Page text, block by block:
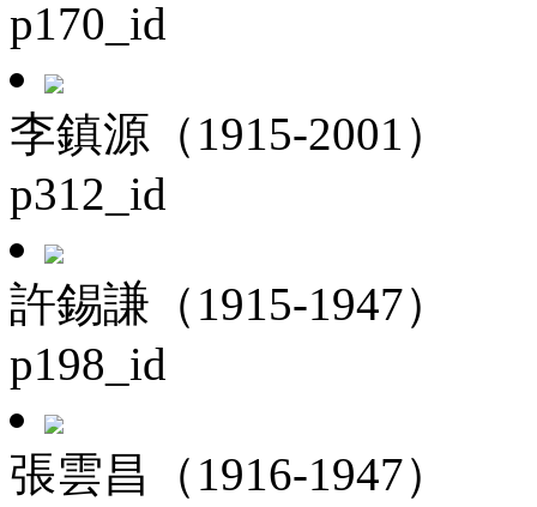
p170_id
李鎮源（1915-2001）
p312_id
許錫謙（1915-1947）
p198_id
張雲昌（1916-1947）